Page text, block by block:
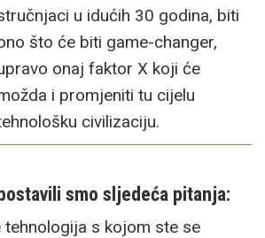
u idućih 30 godina, biti
što će biti game-changer,
onaj faktor X koji će
i promjeniti tu cijelu
civilizaciju.
smo sljedeća pitanja:
tehnologija s kojom ste se